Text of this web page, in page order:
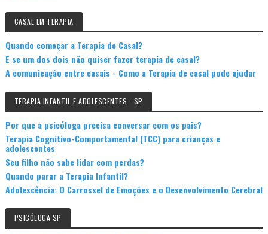
CASAL EM TERAPIA
Quando começar a Terapia de Casal?
E se um dos dois não quiser fazer terapia de casal?
A comunicação entre casais - Como a Terapia de casal pode ajudar
TERAPIA INFANTIL E ADOLESCENTES - SP
Por que a psicóloga precisa conversar com os pais?
Terapia Cognitivo-Comportamental (TCC) para crianças e
adolescentes
Seu filho não sabe lidar com perdas?
Quando parar a Terapia Infantil?
Adolescência: O Carrossel de Emoções e o Desenvolvimento Cerebral
PSICÓLOGA SP